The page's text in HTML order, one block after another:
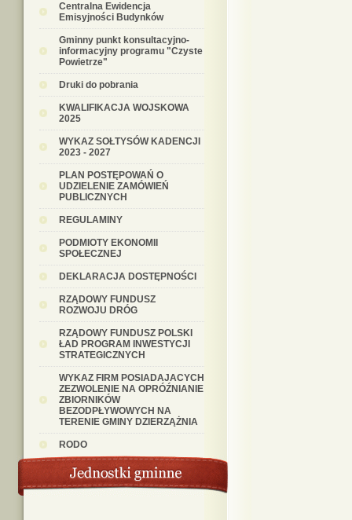
Centralna Ewidencja
Emisyjności Budynków
Gminny punkt konsultacyjno-
informacyjny programu "Czyste
Powietrze"
Druki do pobrania
KWALIFIKACJA WOJSKOWA
2025
WYKAZ SOŁTYSÓW KADENCJI
2023 - 2027
PLAN POSTĘPOWAŃ O
UDZIELENIE ZAMÓWIEŃ
PUBLICZNYCH
REGULAMINY
PODMIOTY EKONOMII
SPOŁECZNEJ
DEKLARACJA DOSTĘPNOŚCI
RZĄDOWY FUNDUSZ
ROZWOJU DRÓG
RZĄDOWY FUNDUSZ POLSKI
ŁAD PROGRAM INWESTYCJI
STRATEGICZNYCH
WYKAZ FIRM POSIADAJACYCH
ZEZWOLENIE NA OPRÓŹNIANIE
ZBIORNIKÓW
BEZODPŁYWOWYCH NA
TERENIE GMINY DZIERZĄŻNIA
RODO